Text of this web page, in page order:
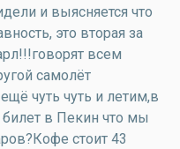
и выясняется что
это вторая за
всем
самолёт
чуть чуть и летим,в
билет в Пекин что мы
стоит 43